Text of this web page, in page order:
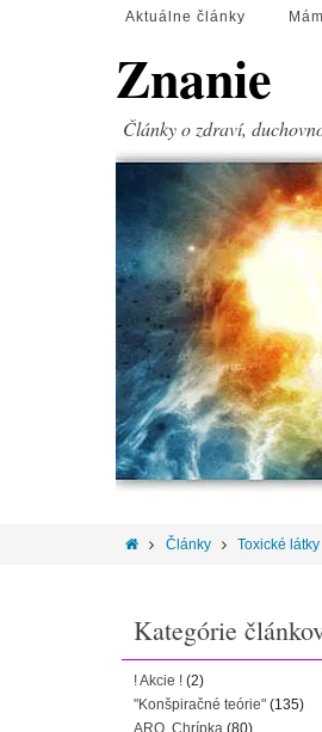
Aktuálne články
Znanie
Články o zdraví,
Články Toxické
Kategórie
! Akcie ! (2)
"Konšpiračné teórie" (135)
ARO, Chrípka (80)